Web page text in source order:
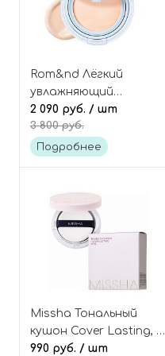
Rom&nd Лёгкий
увлажняющий
тональный кушон,
оттенок 01 Porcelain
17, Bare Water Cushion
2 090 руб. / шт
3 800 руб.
Подробнее
Missha Тональный
кушон Cover Lasting, 21
тон Magic cushion
990 руб. / шт